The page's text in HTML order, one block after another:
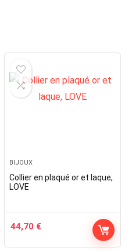
BIJOUX
Collier en plaqué or et laque,
LOVE
44,70 €